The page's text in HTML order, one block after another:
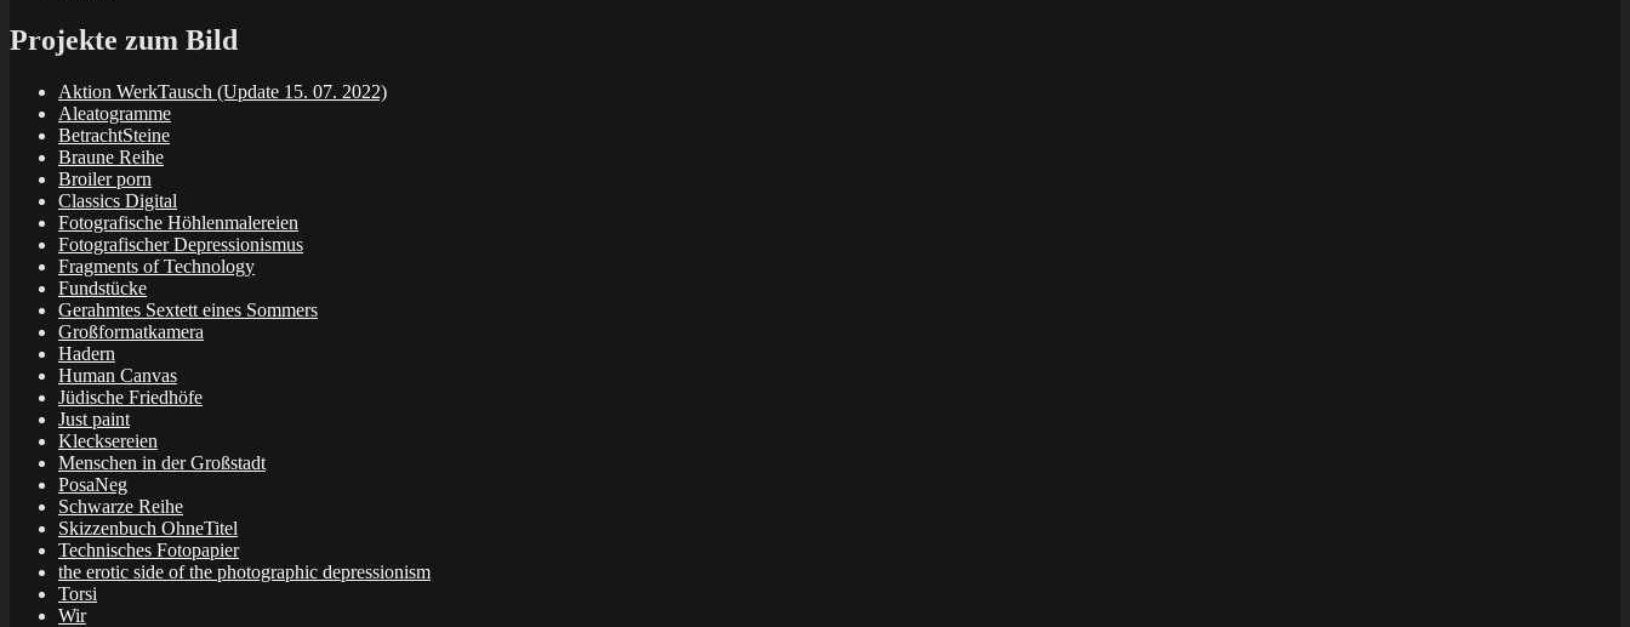
Projekte zum Bild
Aktion WerkTausch (Update 15. 07. 2022)
Aleatogramme
BetrachtSteine
Braune Reihe
Broiler porn
Classics Digital
Fotografische Höhlenmalereien
Fotografischer Depressionismus
Fragments of Technology
Fundstücke
Gerahmtes Sextett eines Sommers
Großformatkamera
Hadern
Human Canvas
Jüdische Friedhöfe
Just paint
Klecksereien
Menschen in der Großstadt
PosaNeg
Schwarze Reihe
Skizzenbuch OhneTitel
Technisches Fotopapier
the erotic side of the photographic depressionism
Torsi
Wir